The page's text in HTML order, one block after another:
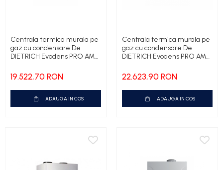
Centrala termica murala pe
gaz cu condensare De
DIETRICH Evodens PRO AMC
19.522,70 RON
ADAUGA IN COS
Centrala termica murala pe
gaz cu condensare De
DIETRICH Evodens PRO AMC
22.623,90 RON
ADAUGA IN COS